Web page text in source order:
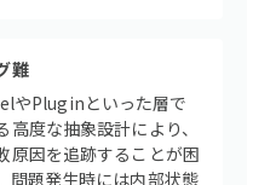
難
やPluginといった層で
度な抽象設計により、
原因を追跡することが困
問題発生時には内部状態